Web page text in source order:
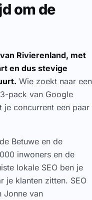
om de
Rivierenland, met
en dus stevige
Wie zoekt naar een
pack van Google
je concurrent een paar
Betuwe en de
inwoners en de
lokale SEO ben je
je klanten zitten. SEO
Jonne van